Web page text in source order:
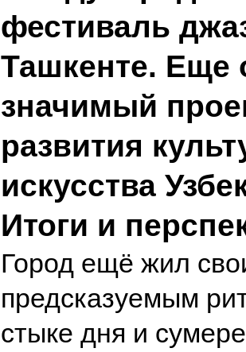
фестиваль
Ташкенте. Еще
значимый
развития
искусства
Итоги и
Город ещё жил
предсказуемым
стыке дня и